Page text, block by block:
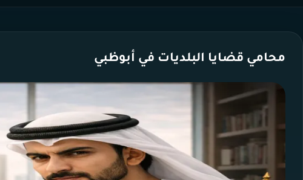
محامي قضايا البلديات في أبوظبي